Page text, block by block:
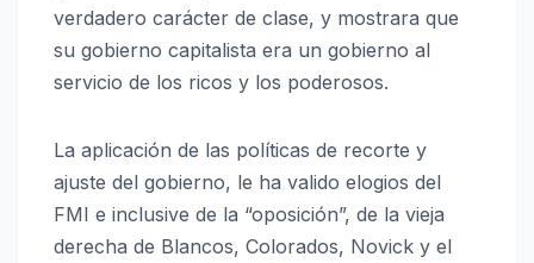
verdadero carácter de clase, y mostrara que
su gobierno capitalista era un gobierno al
servicio de los ricos y los poderosos.
La aplicación de las políticas de recorte y
ajuste del gobierno, le ha valido elogios del
FMI e inclusive de la “oposición”, de la vieja
derecha de Blancos, Colorados, Novick y el